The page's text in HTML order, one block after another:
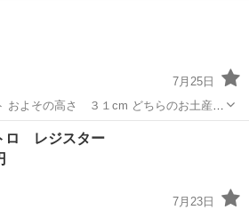
ア雑貨/小物
7月25日
思います 古いものですので、傷や汚れ等
ア雑貨/小物
ロ レジスター
7月23日